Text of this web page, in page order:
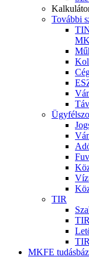
További
TIR
MKFE